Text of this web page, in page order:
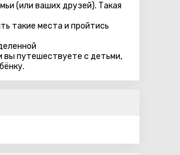
(или ваших друзей). Такая
такие места и пройтись
вы путешествуете с детьми,